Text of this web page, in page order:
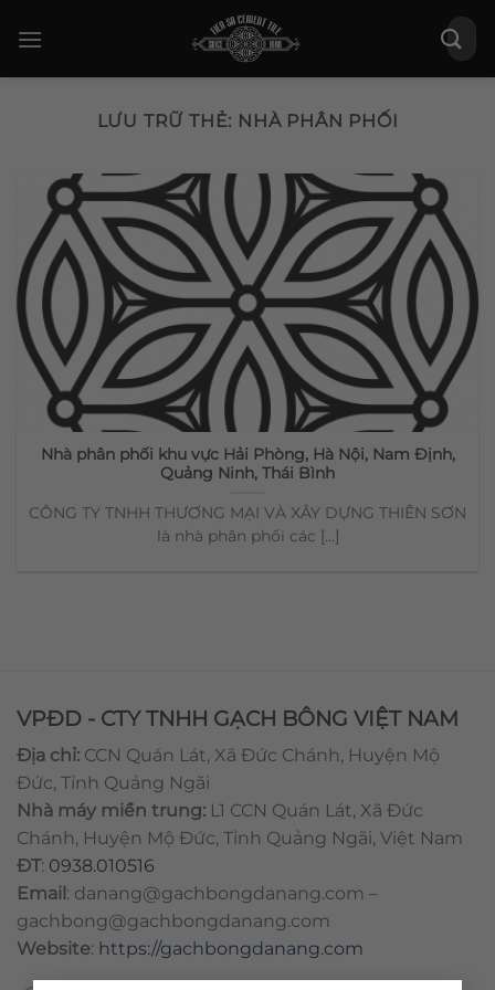
qua
Tìm
kiếm:
LƯU TRỮ THẺ: NHÀ PHÂN PHỐI
Nhà phân phối khu vực Hải Phòng, Hà Nội, Nam Định,
Quảng Ninh, Thái Bình
CÔNG TY TNHH THƯƠNG MẠI VÀ XÂY DỰNG THIÊN SƠN
là nhà phân phối các [...]
VPĐD - CTY TNHH GẠCH BÔNG VIỆT NAM
Địa chỉ: CCN Quán Lát, Xã Đức Chánh, Huyện Mộ
Đức, Tỉnh Quảng Ngãi
Nhà máy miền trung: L1 CCN Quán Lát, Xã Đức
Chánh, Huyện Mộ Đức, Tỉnh Quảng Ngãi, Việt Nam
ĐT: 0938.010516
Email : danang@gachbongdanang.com –
gachbong@gachbongdanang.com
Website: https://gachbongdanang.com